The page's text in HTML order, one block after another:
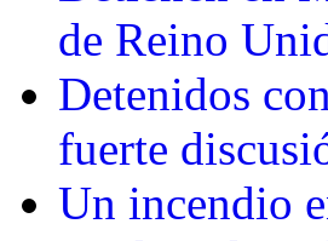
de Reino
Detenidos
fuerte
Un incendio